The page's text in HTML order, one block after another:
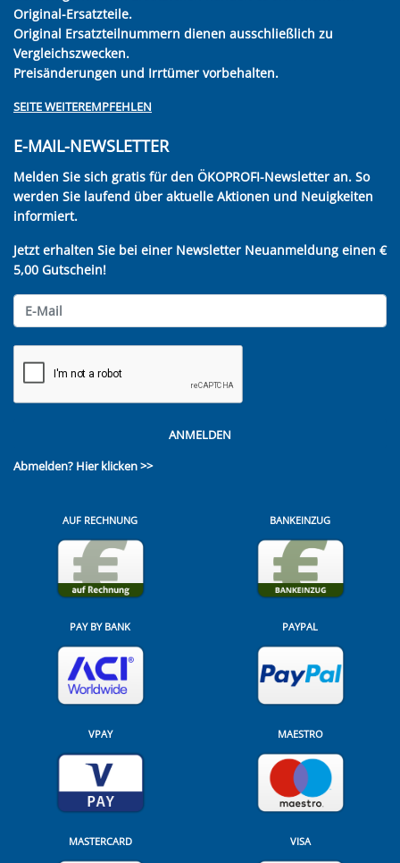
Original-Ersatzteile.
Original Ersatzteilnummern dienen ausschließlich zu
Vergleichszwecken.
Preisänderungen und Irrtümer vorbehalten.
SEITE WEITEREMPFEHLEN
E-MAIL-NEWSLETTER
Melden Sie sich gratis für den ÖKOPROFI-Newsletter an. So
werden Sie laufend über aktuelle Aktionen und Neuigkeiten
informiert.
Jetzt erhalten Sie bei einer Newsletter Neuanmeldung einen €
5,00 Gutschein!
ANMELDEN
Abmelden? Hier klicken >>
AUF RECHNUNG BANKEINZUG
PAY BY BANK PAYPAL
VPAY MAESTRO
MASTERCARD VISA